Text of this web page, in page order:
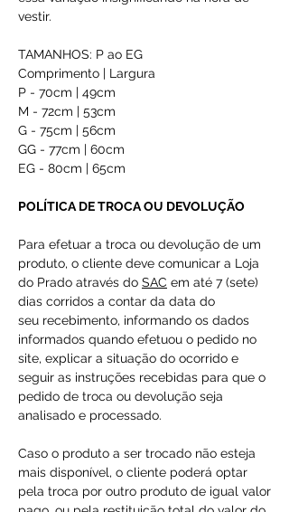
vestir.
TAMANHOS: P ao EG
Comprimento | Largura
P - 70cm | 49cm
M - 72cm | 53cm
G - 75cm | 56cm
GG - 77cm | 60cm
EG - 80cm | 65cm
POLÍTICA DE TROCA OU DEVOLUÇÃO
Para efetuar a troca ou devolução de um
produto, o cliente deve comunicar a Loja
do Prado através do SAC em até 7 (sete)
dias corridos a contar da data do
seu recebimento, informando os dados
informados quando efetuou o pedido no
site, explicar a situação do ocorrido e
seguir as instruções recebidas para que o
pedido de troca ou devolução seja
analisado e processado.
Caso o produto a ser trocado não esteja
mais disponível, o cliente poderá optar
pela troca por outro produto de igual valor